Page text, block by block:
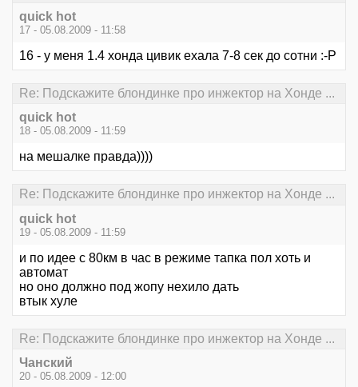
quick hot
17 - 05.08.2009 - 11:58
16 - у меня 1.4 хонда цивик ехала 7-8 сек до сотни :-P
Re: Подскажите блондинке про инжектор на Хонде ...
quick hot
18 - 05.08.2009 - 11:59
на мешалке правда))))
Re: Подскажите блондинке про инжектор на Хонде ...
quick hot
19 - 05.08.2009 - 11:59
и по идее с 80км в час в режиме тапка пол хоть и
автомат
но оно должно под жопу нехило дать
втык хуле
Re: Подскажите блондинке про инжектор на Хонде ...
Чанский
20 - 05.08.2009 - 12:00